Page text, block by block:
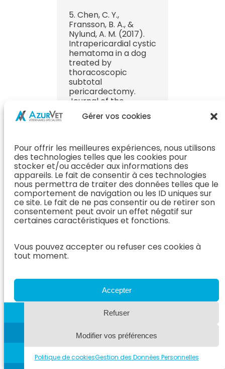
Gérer vos cookies
Pour offrir les meilleures expériences, nous utilisons
des technologies telles que les cookies pour
stocker et/ou accéder aux informations des
appareils. Le fait de consentir à ces technologies
nous permettra de traiter des données telles que le
comportement de navigation ou les ID uniques sur
ce site. Le fait de ne pas consentir ou de retirer son
consentement peut avoir un effet négatif sur
certaines caractéristiques et fonctions.
Vous pouvez accepter ou refuser ces cookies à
tout moment.
Accepter
Refuser
Modifier vos préférences
Politique de cookiesGestion des Données Personnelles
5. Chen, C. Y.,
Fransson, B. A., &
Nylund, A. M. (2017).
Intrapericardial cystic
hematoma in a dog
treated by
thoracoscopic
subtotal
pericardectomy.
Journal of the
American Veterinary
Medical Association,
6. de Ridder, M.,
Kitshoff, A., Devriendt,
N., Or, M., Rubio –
Guzman, A., & de
Rooster, H. (2017).
Transdiaphragmatic
pericardiectomy in
dogs. Veterinary
95. https://doi.org/10.1136/vr.103962
Diana, A., Santarelli, G.,
Torbidone, A., di
Tommaso, M., Baron
Toaldo, M., & Cipone,
M. (2012). Accuracy of
vertebral heart score
and sphericity index in
the detection of